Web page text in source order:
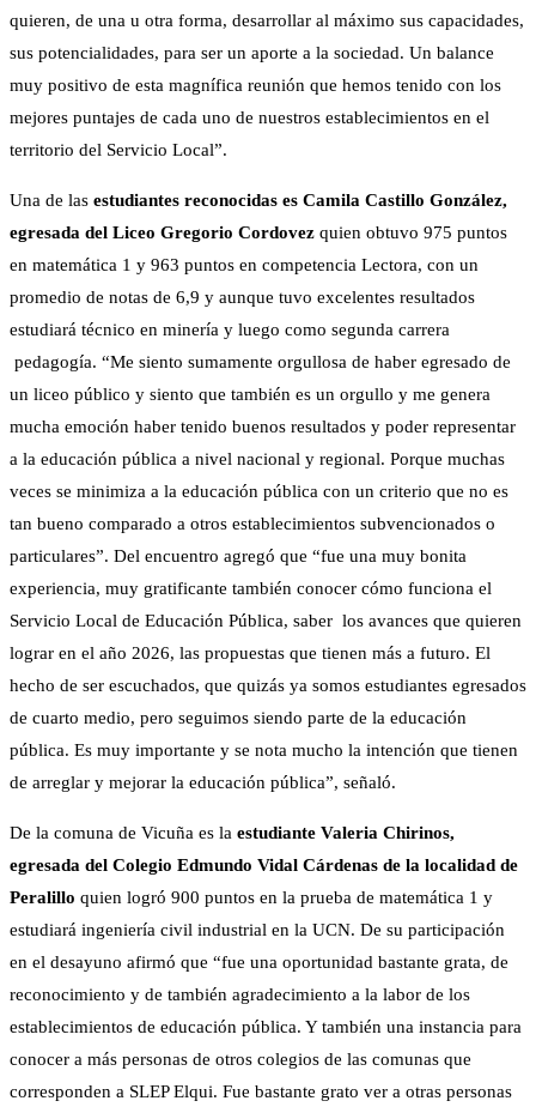
quieren, de una u otra forma, desarrollar al máximo sus capacidades,
sus potencialidades, para ser un aporte a la sociedad. Un balance
muy positivo de esta magnífica reunión que hemos tenido con los
mejores puntajes de cada uno de nuestros establecimientos en el
territorio del Servicio Local”.
Una de las estudiantes reconocidas es Camila Castillo González,
egresada del Liceo Gregorio Cordovez quien obtuvo 975 puntos
en matemática 1 y 963 puntos en competencia Lectora, con un
promedio de notas de 6,9 y aunque tuvo excelentes resultados
estudiará técnico en minería y luego como segunda carrera
pedagogía. “Me siento sumamente orgullosa de haber egresado de
un liceo público y siento que también es un orgullo y me genera
mucha emoción haber tenido buenos resultados y poder representar
a la educación pública a nivel nacional y regional. Porque muchas
veces se minimiza a la educación pública con un criterio que no es
tan bueno comparado a otros establecimientos subvencionados o
particulares”. Del encuentro agregó que “fue una muy bonita
experiencia, muy gratificante también conocer cómo funciona el
Servicio Local de Educación Pública, saber los avances que quieren
lograr en el año 2026, las propuestas que tienen más a futuro. El
hecho de ser escuchados, que quizás ya somos estudiantes egresados
de cuarto medio, pero seguimos siendo parte de la educación
pública. Es muy importante y se nota mucho la intención que tienen
de arreglar y mejorar la educación pública”, señaló.
De la comuna de Vicuña es la estudiante Valeria Chirinos,
egresada del Colegio Edmundo Vidal Cárdenas de la localidad de
Peralillo quien logró 900 puntos en la prueba de matemática 1 y
estudiará ingeniería civil industrial en la UCN. De su participación
en el desayuno afirmó que “fue una oportunidad bastante grata, de
reconocimiento y de también agradecimiento a la labor de los
establecimientos de educación pública. Y también una instancia para
conocer a más personas de otros colegios de las comunas que
corresponden a SLEP Elqui. Fue bastante grato ver a otras personas